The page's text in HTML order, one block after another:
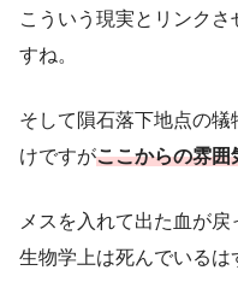
こういう現実とリンク
すね。
そして隕石落下地点の
けですがここからの雰囲
メスを入れて出た血が戻
生物学上は死んでいる